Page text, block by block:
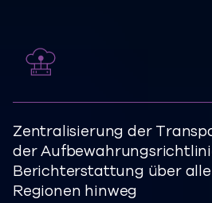
Zentralisierung der
der
Berichterstattung über
Regionen hinweg